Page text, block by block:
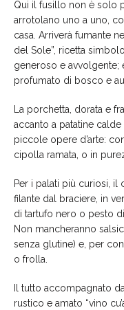
Qui il fusillo non è solo
arrotolano uno a uno,
casa. Arriverà fumante
del Sole”, ricetta
generoso e
profumato di bosco e
La porchetta, dorata e
accanto a patatine
piccole opere d’arte:
cipolla ramata, o in
Per i palati più curiosi,
filante dal braciere, in
di tartufo nero o pesto
Non mancheranno
senza glutine) e, per
o frolla.
Il tutto accompagnato
rustico e amato “vino